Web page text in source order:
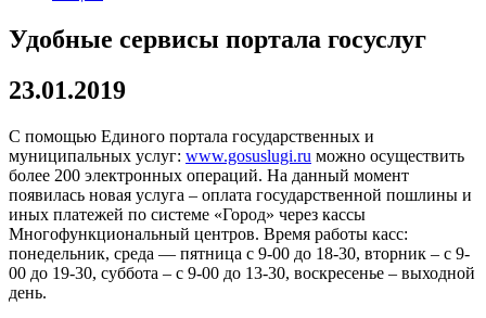
Удобные сервисы портала госуслуг
23.01.2019
С помощью Единого портала государственных и
муниципальных услуг: www.gosuslugi.ru можно осуществить
более 200 электронных операций. На данный момент
появилась новая услуга – оплата государственной пошлины и
иных платежей по системе «Город» через кассы
Многофункциональный центров. Время работы касс:
понедельник, среда — пятница с 9-00 до 18-30, вторник – с 9-
00 до 19-30, суббота – с 9-00 до 13-30, воскресенье – выходной
день.